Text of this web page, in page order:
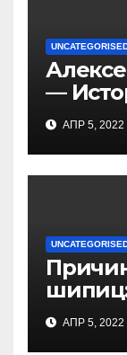
—
АПР 5, 2022
АПР 5, 2022